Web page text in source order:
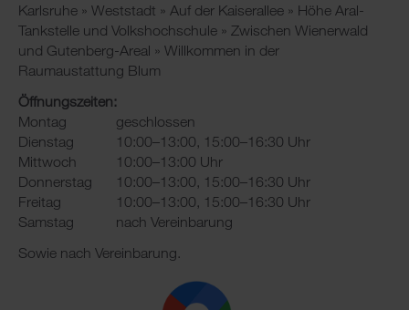
Karlsruhe » Weststadt » Auf der Kaiserallee » Höhe Aral-
Tankstelle und Volkshochschule » Zwischen Wienerwald
und Gutenberg-Areal » Willkommen in der
Raumaustattung Blum
Öffnungszeiten:
Montag
geschlossen
Dienstag
10:00–13:00, 15:00–16:30 Uhr
Mittwoch
10:00–13:00 Uhr
Donnerstag
10:00–13:00, 15:00–16:30 Uhr
Freitag
10:00–13:00, 15:00–16:30 Uhr
Samstag
nach Vereinbarung
Sowie nach Vereinbarung.